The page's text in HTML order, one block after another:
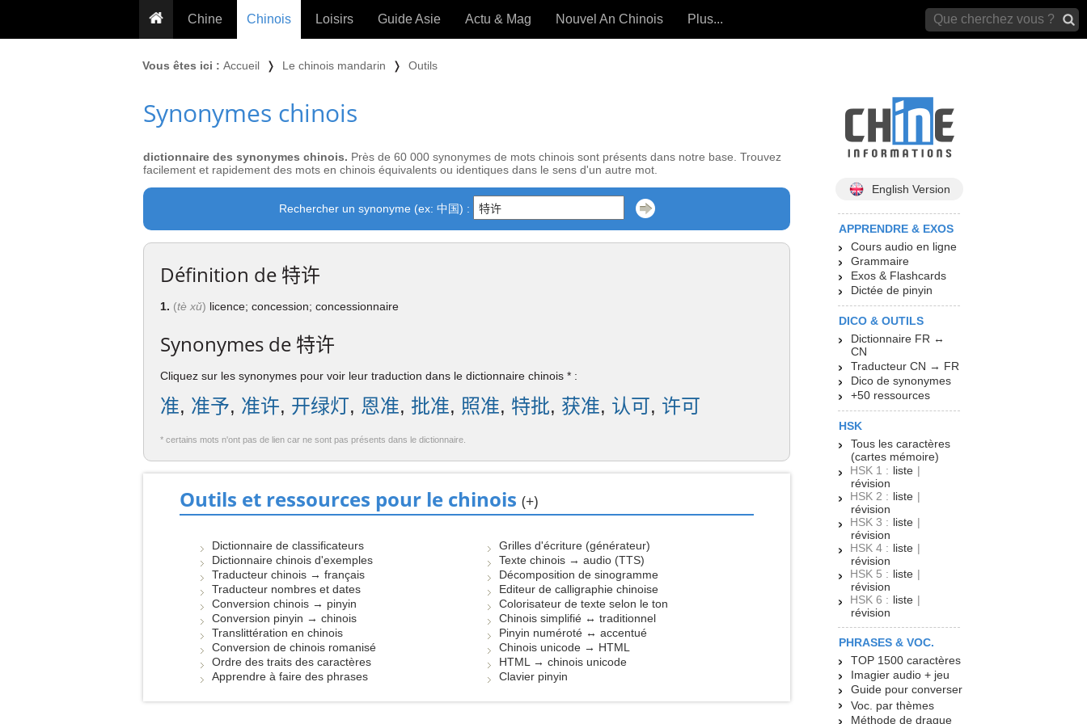
Chine
Conseils voyageurs
Proverbes
Cuisine
Calendrier en ligne
JO Pékin 2022
Chinois
Grammaire
Exos & Flashcards
+50 Outils
Loisirs
Tatouage
Guide Asie Actu & Mag Nouvel An Chinois Plus...
Vous êtes ici : Accueil ❭ Le chinois mandarin ❭ Outils
Synonymes chinois
dictionnaire des synonymes chinois. Près de 60 000 synonymes de mots chinois sont présents dans notre base. Trouvez
facilement et rapidement des mots en chinois équivalents ou identiques dans le sens d'un autre mot.
Rechercher un synonyme (ex: 中国) :
Définition de 特许
1. (tè xǔ) licence; concession; concessionnaire
Synonymes de 特许
Cliquez sur les synonymes pour voir leur traduction dans le dictionnaire chinois * :
准, 准予, 准许, 开绿灯, 恩准, 批准, 照准, 特批, 获准, 认可, 许可
* certains mots n'ont pas de lien car ne sont pas présents dans le dictionnaire.
Outils et ressources pour le chinois (+)
Dictionnaire de classificateurs
Dictionnaire chinois d'exemples
Traducteur chinois → français
Traducteur nombres et dates
Conversion chinois → pinyin
Conversion pinyin → chinois
Translittération en chinois
Conversion de chinois romanisé
Ordre des traits des caractères
Apprendre à faire des phrases
Grilles d'écriture (générateur)
Texte chinois → audio (TTS)
Décomposition de sinogramme
Editeur de calligraphie chinoise
Colorisateur de texte selon le ton
Chinois simplifié ↔ traditionnel
Pinyin numéroté ↔ accentué
Chinois unicode → HTML
HTML → chinois unicode
Clavier pinyin
English Version
APPRENDRE & EXOS
Cours audio en ligne
Grammaire
Exos & Flashcards
Dictée de pinyin
DICO & OUTILS
Dictionnaire FR ↔
CN
Traducteur CN → FR
Dico de synonymes
+50 ressources
HSK
Tous les caractères
(cartes mémoire)
HSK 1 : liste |
révision
HSK 2 : liste |
révision
HSK 3 : liste |
révision
HSK 4 : liste |
révision
HSK 5 : liste |
révision
HSK 6 : liste |
révision
PHRASES & VOC.
TOP 1500 caractères
Imagier audio + jeu
Guide pour converser
Voc. par thèmes
Méthode de drague